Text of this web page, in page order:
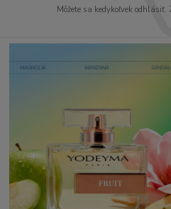
Môžete sa kedykoľvek